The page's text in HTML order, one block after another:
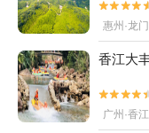
惠州·龙
香江大
广州·香